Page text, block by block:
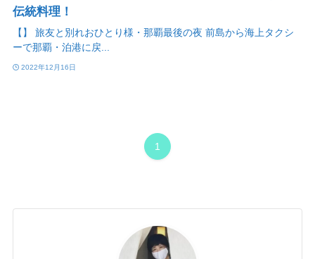
伝統料理！
【】 旅友と別れおひとり様・那覇最後の夜 前島から海上タクシ
ーで那覇・泊港に戻...
2022年12月16日
1